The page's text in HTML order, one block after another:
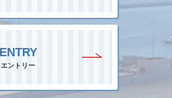
ENTRY
エントリー